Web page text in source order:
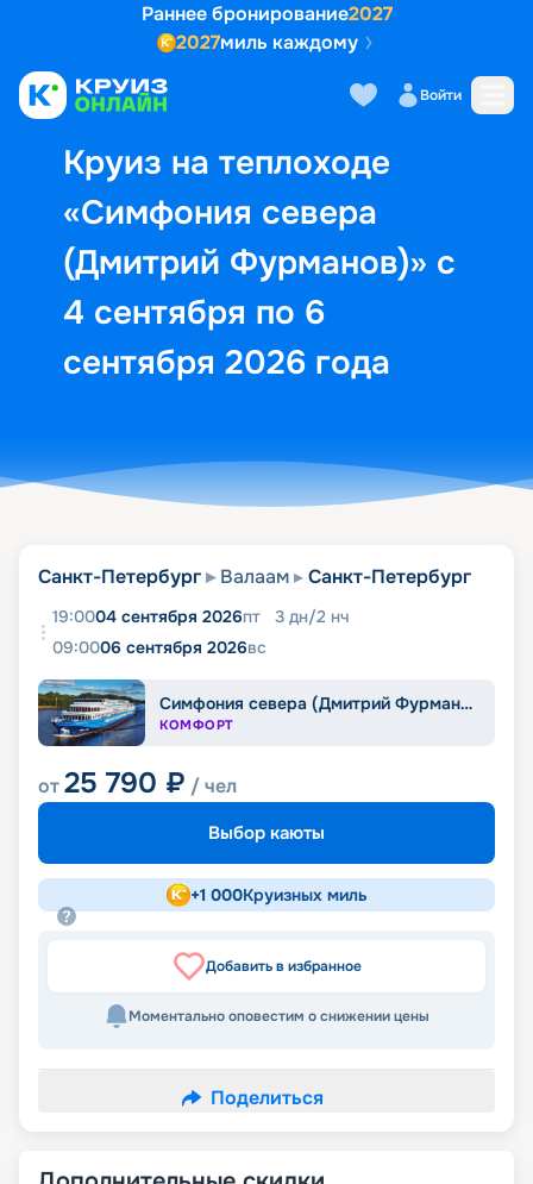
Раннее бронирование2027
2027миль каждому
Войти
Круиз на теплоходе
«Симфония севера
(Дмитрий Фурманов)» с
4 сентября по 6
сентября 2026 года
Выбор кают Маршрут и
Санкт-Петербург Валаам Санкт-Петербург
19:0004 сентября 2026пт 3 дн/2 нч
09:0006 сентября 2026вс
Симфония севера (Дмитрий Фурманов)
КОМФОРТ
от25 790 ₽ / чел
Выбор каюты
+1 000Круизных миль
Добавить в избранное
Моментально оповестим о снижении цены
Поделиться